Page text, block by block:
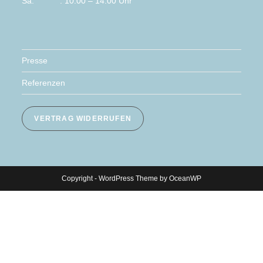
Presse
Referenzen
VERTRAG WIDERRUFEN
Copyright - WordPress Theme by OceanWP